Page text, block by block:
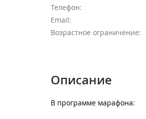
Телефон:
Email:
Возрастное ограничение:
Описание
В программе марафона: